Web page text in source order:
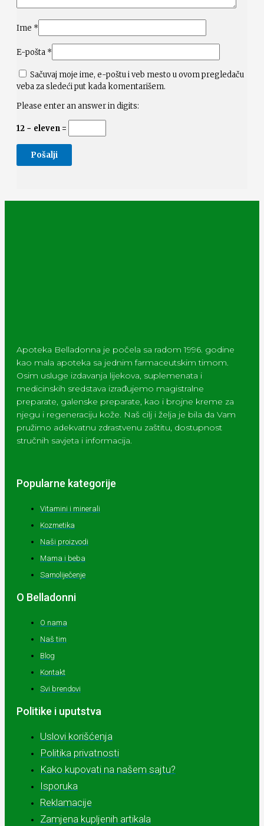
Ime *
E-pošta *
Sačuvaj moje ime, e-poštu i veb mesto u ovom pregledaču
veba za sledeći put kada komentarišem.
Please enter an answer in digits:
12 − eleven =
Apoteka Belladonna je počela sa radom 1996. godine
kao mala apoteka sa jednim farmaceutskim timom.
Osim usluge izdavanja lijekova, suplemenata i
medicinskih sredstava izrađujemo magistralne
preparate, galenske preparate, kao i brojne kreme za
njegu i regeneraciju kože. Naš cilj i želja je bila da Vam
pružimo adekvatnu zdrastvenu zaštitu, dostupnost
stručnih savjeta i informacija.
Popularne kategorije
Vitamini i minerali
Kozmetika
Naši proizvodi
Mama i beba
Samoliječenje
O Belladonni
O nama
Naš tim
Blog
Kontakt
Svi brendovi
Politike i uputstva
Uslovi korišćenja
Politika privatnosti
Kako kupovati na našem sajtu?
Isporuka
Reklamacije
Zamjena kupljenih artikala